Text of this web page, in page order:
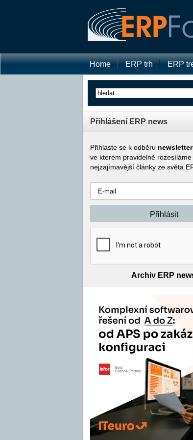
Home ERP trh ERP
Přihlášení ERP news
Přihlaste se k odběru
ve kterém pravidelně rozesíláme
nejzajímavější články ze světa
Archiv ERP